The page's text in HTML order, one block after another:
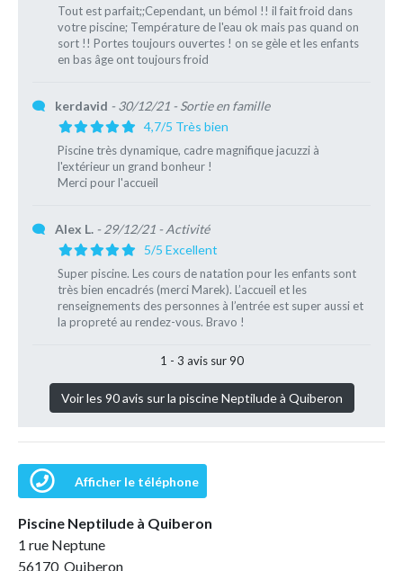
Tout est parfait;;Cependant, un bémol !! il fait froid dans
votre piscine; Température de l'eau ok mais pas quand on
sort !! Portes toujours ouvertes ! on se gèle et les enfants
en bas âge ont toujours froid
kerdavid - 30/12/21 - Sortie en famille
4,7/5 Très bien
Piscine très dynamique, cadre magnifique jacuzzi à
l'extérieur un grand bonheur !
Merci pour l'accueil
Alex L. - 29/12/21 - Activité
5/5 Excellent
Super piscine. Les cours de natation pour les enfants sont
très bien encadrés (merci Marek). L’accueil et les
renseignements des personnes à l’entrée est super aussi et
la propreté au rendez-vous. Bravo !
1 - 3 avis sur 90
Voir les 90 avis sur la piscine Neptilude à Quiberon
Afficher le téléphone
Piscine Neptilude à Quiberon
1 rue Neptune
56170 Quiberon